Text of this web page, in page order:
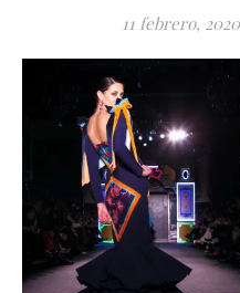
11 febrero, 2020